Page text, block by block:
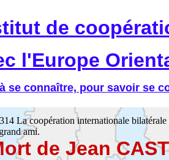
de
l'Europe
se connaître, pour savoir se
La coopération internationale
ami.
de Jean